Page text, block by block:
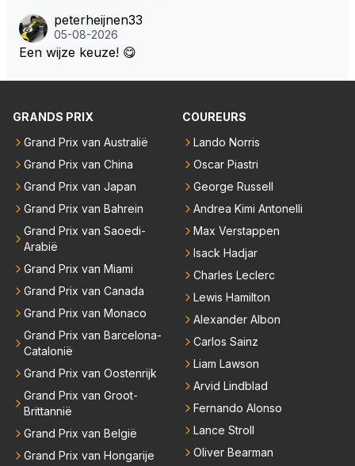
peterheijnen33
05-08-2026
Een wijze keuze! 😋
GRANDS PRIX
Grand Prix van Australië
Grand Prix van China
Grand Prix van Japan
Grand Prix van Bahrein
Grand Prix van Saoedi-
Arabië
Grand Prix van Miami
Grand Prix van Canada
Grand Prix van Monaco
Grand Prix van Barcelona-
Catalonië
Grand Prix van Oostenrijk
Grand Prix van Groot-
Brittannië
Grand Prix van België
Grand Prix van Hongarije
COUREURS
Lando Norris
Oscar Piastri
George Russell
Andrea Kimi Antonelli
Max Verstappen
Isack Hadjar
Charles Leclerc
Lewis Hamilton
Alexander Albon
Carlos Sainz
Liam Lawson
Arvid Lindblad
Fernando Alonso
Lance Stroll
Oliver Bearman